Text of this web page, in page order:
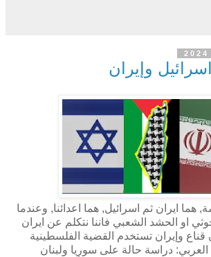
وإيران
هما ايران ثم اسرائيل, هما اعدائنا, وعندما
او الحشد الشعبي فاننا نتكلم عن ايران
قناع وإيران تستخدم القضية الفلسطينية
دراسة حالة على سوريا ولبنان